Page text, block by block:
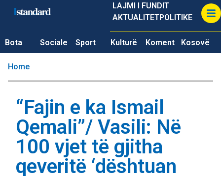
LAJMI I FUNDIT
AKTUALITETPOLITIKE
Bota Sociale Sport Kulturë Koment Kosovë
Home
“Fajin e ka Ismail
Qemali”/ Vasili: Në
100 vjet të gjitha
qeveritë ‘dështuan